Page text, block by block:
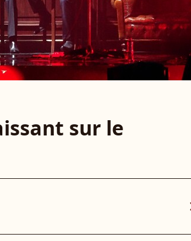
sur le